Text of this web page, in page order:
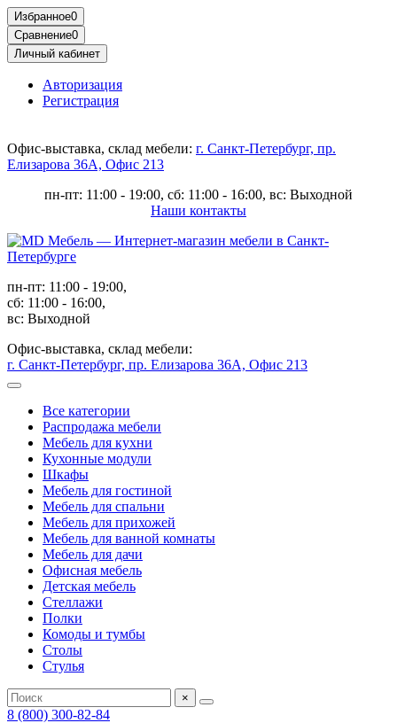
Избранное0
Сравнение0
Личный кабинет
Авторизация
Регистрация
Офис-выставка, склад мебели: г. Санкт-Петербург, пр.
Елизарова 36А, Офис 213
пн-пт: 11:00 - 19:00, сб: 11:00 - 16:00, вс: Выходной
Наши контакты
пн-пт: 11:00 - 19:00,
сб: 11:00 - 16:00,
вс: Выходной
Офис-выставка, склад мебели:
г. Санкт-Петербург, пр. Елизарова 36А, Офис 213
Все категории
Распродажа мебели
Мебель для кухни
Кухонные модули
Шкафы
Мебель для гостиной
Мебель для спальни
Мебель для прихожей
Мебель для ванной комнаты
Мебель для дачи
Офисная мебель
Детская мебель
Стеллажи
Полки
Комоды и тумбы
Столы
Стулья
×
8 (800) 300-82-84